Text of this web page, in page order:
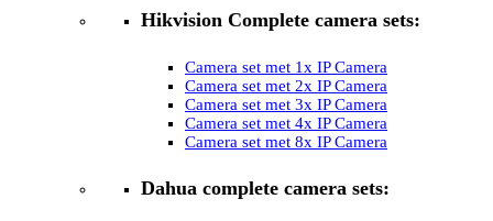
Hikvision Complete camera sets:
Camera set met 1x IP Camera
Camera set met 2x IP Camera
Camera set met 3x IP Camera
Camera set met 4x IP Camera
Camera set met 8x IP Camera
Dahua complete camera sets: